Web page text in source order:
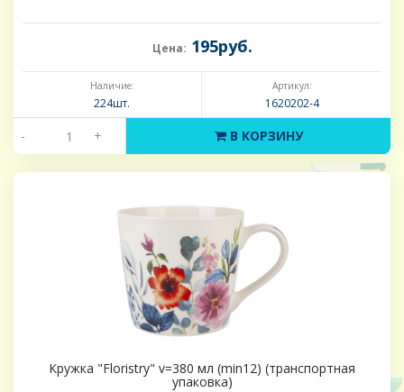
Цена: 195руб.
Наличие:
224шт.
Артикул:
1620202-4
- + В КОРЗИНУ
Кружка "Floristry" v=380 мл (min12) (транспортная
упаковка)